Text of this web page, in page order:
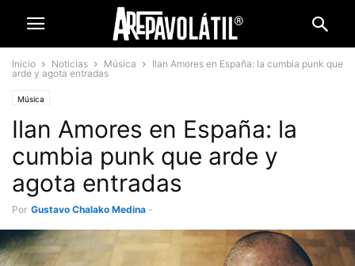
Inicio Noticias Música
Ilan Amores en España: la cumbia punk que
arde y agota entradas
Música
Ilan Amores en España: la
cumbia punk que arde y
agota entradas
Por Gustavo Chalako Medina -